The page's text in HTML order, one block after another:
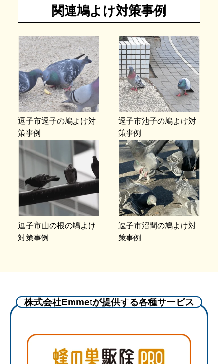
関連鳩よけ対策事例
逗子市逗子の鳩よけ対
策事例
逗子市池子の鳩よけ対
策事例
逗子市山の根の鳩よけ
対策事例
逗子市沼間の鳩よけ対
策事例
株式会社Emmetが提供する各種サービス